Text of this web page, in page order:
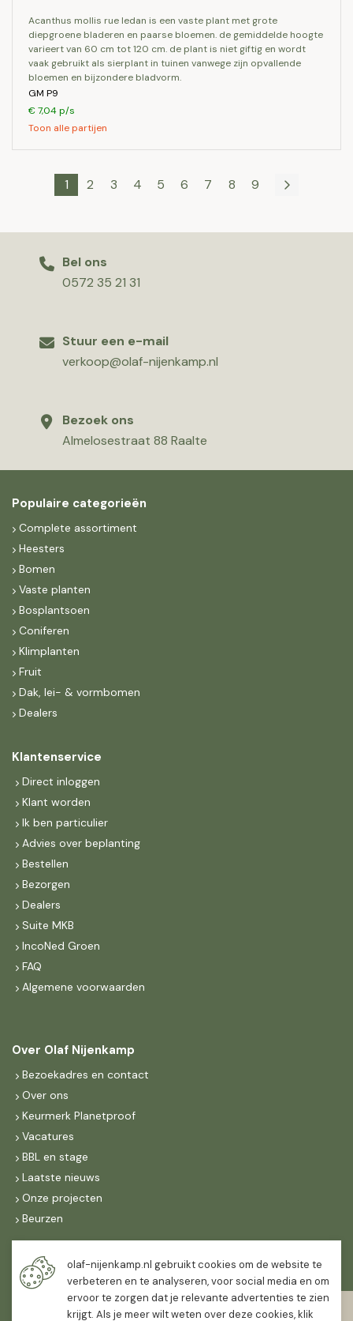
acanthus mollis rue ledan is een vaste plant met grote
diepgroene bladeren en paarse bloemen. de gemiddelde hoogte
varieert van 60 cm tot 120 cm. de plant is niet giftig en wordt
vaak gebruikt als sierplant in tuinen vanwege zijn opvallende
bloemen en bijzondere bladvorm.
GM P9
€ 7,04 p/s
Toon alle partijen
1 2 3 4 5 6 7 8 9
Bel ons
0572 35 21 31
Stuur een e-mail
verkoop@olaf-nijenkamp.nl
Bezoek ons
Almelosestraat 88 Raalte
Populaire categorieën
Complete assortiment
Heesters
Bomen
Vaste planten
Bosplantsoen
Coniferen
Klimplanten
Fruit
Dak, lei- & vormbomen
Dealers
Klantenservice
Direct inloggen
Klant worden
Ik ben particulier
Advies over beplanting
Bestellen
Bezorgen
Dealers
Suite MKB
IncoNed Groen
FAQ
Algemene voorwaarden
Over Olaf Nijenkamp
Bezoekadres en contact
Over ons
Keurmerk Planetproof
Vacatures
BBL en stage
Laatste nieuws
Onze projecten
Beurzen
Maandag t/m vrijdag
07:30-
16:30
olaf-nijenkamp.nl gebruikt cookies om de website te
verbeteren en te analyseren, voor social media en om
ervoor te zorgen dat je relevante advertenties te zien
krijgt. Als je meer wilt weten over deze cookies, klik